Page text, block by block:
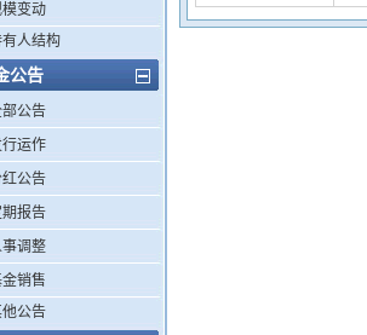
变动
人结构
公告
公告
运作
公告
期报告
调整
销售
公告